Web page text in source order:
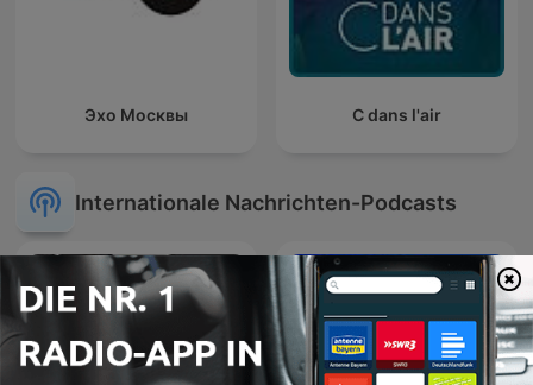
Эхо Москвы C dans l'air
Internationale Nachrichten-Podcasts